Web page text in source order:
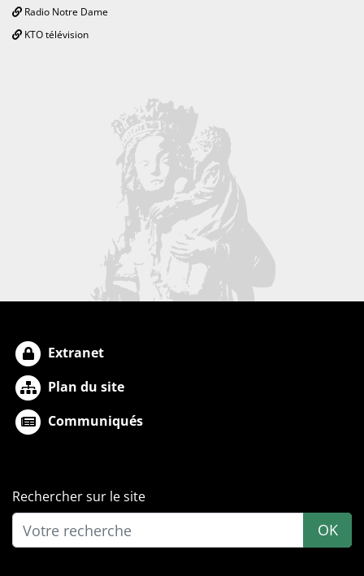
Radio Notre Dame
KTO télévision
Extranet
Plan du site
Communiqués
Rechercher sur le site
OK